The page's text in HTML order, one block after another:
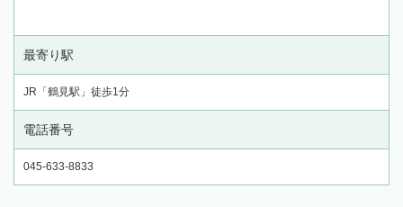
最寄り駅
JR「鶴見駅」徒歩1分
電話番号
045-633-8833